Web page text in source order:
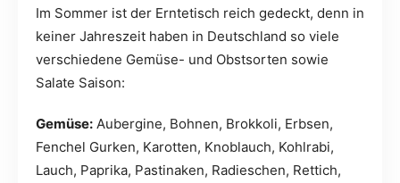
Im Sommer ist der Erntetisch reich gedeckt, denn in
keiner Jahreszeit haben in Deutschland so viele
verschiedene Gemüse- und Obstsorten sowie
Salate Saison:
Gemüse: Aubergine, Bohnen, Brokkoli, Erbsen,
Fenchel Gurken, Karotten, Knoblauch, Kohlrabi,
Lauch, Paprika, Pastinaken, Radieschen, Rettich,